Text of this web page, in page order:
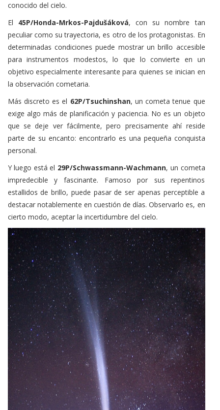
conocido del cielo.
El 45P/Honda-Mrkos-Pajdušáková, con su nombre tan
peculiar como su trayectoria, es otro de los protagonistas. En
determinadas condiciones puede mostrar un brillo accesible
para instrumentos modestos, lo que lo convierte en un
objetivo especialmente interesante para quienes se inician en
la observación cometaria.
Más discreto es el 62P/Tsuchinshan, un cometa tenue que
exige algo más de planificación y paciencia. No es un objeto
que se deje ver fácilmente, pero precisamente ahí reside
parte de su encanto: encontrarlo es una pequeña conquista
personal.
Y luego está el 29P/Schwassmann-Wachmann, un cometa
impredecible y fascinante. Famoso por sus repentinos
estallidos de brillo, puede pasar de ser apenas perceptible a
destacar notablemente en cuestión de días. Observarlo es, en
cierto modo, aceptar la incertidumbre del cielo.